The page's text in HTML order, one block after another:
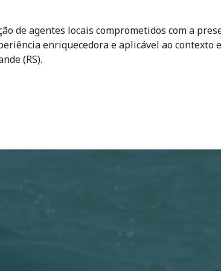
de agentes locais comprometidos com a
enriquecedora e aplicável ao contexto
(RS).